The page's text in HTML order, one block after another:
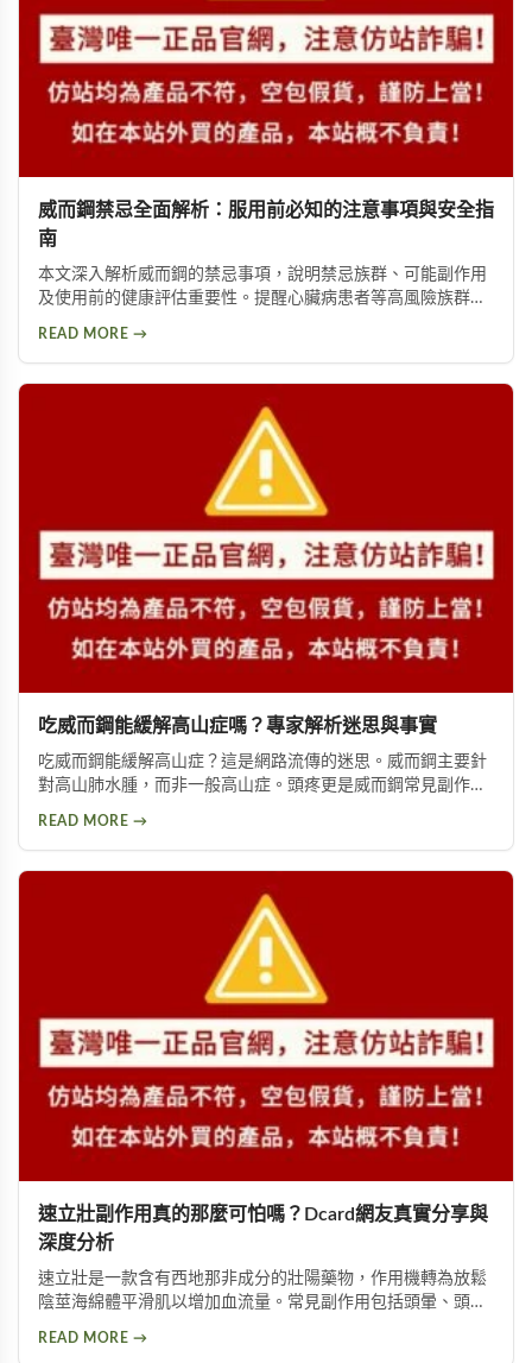
威而鋼禁忌全面解析：服用前必知的注意事項與安全指
南
本文深入解析威而鋼的禁忌事項，說明禁忌族群、可能副作用
及使用前的健康評估重要性。提醒心臟病患者等高風險族群應
READ MORE →
吃威而鋼能緩解高山症嗎？專家解析迷思與事實
吃威而鋼能緩解高山症？這是網路流傳的迷思。威而鋼主要針
對高山肺水腫，而非一般高山症。頭疼更是威而鋼常見副作
READ MORE →
速立壯副作用真的那麼可怕嗎？Dcard網友真實分享與
深度分析
速立壯是一款含有西地那非成分的壯陽藥物，作用機轉為放鬆
陰莖海綿體平滑肌以增加血流量。常見副作用包括頭暈、頭
READ MORE →